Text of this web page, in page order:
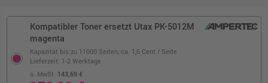
Kompatibler Toner ersetzt Utax PK-5012M
magenta
Kapazität bis zu 11000 Seiten, ca. 1,6 Cent / Seite
o. MwSt. 143,69 €
Lieferzeit: 1-2 Werktage